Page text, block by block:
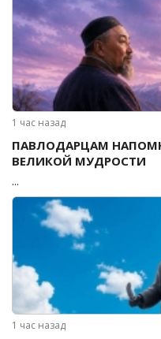
1 час назад
ПАВЛОДАРЦАМ
ВЕЛИКОЙ МУДРОСТИ
...
1 час назад